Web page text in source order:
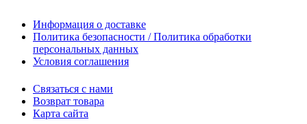
Информация о доставке
Политика безопасности / Политика обработки
персональных данных
Условия соглашения
Связаться с нами
Возврат товара
Карта сайта